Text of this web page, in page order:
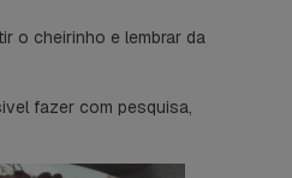
o cheirinho e lembrar da
fazer com pesquisa,